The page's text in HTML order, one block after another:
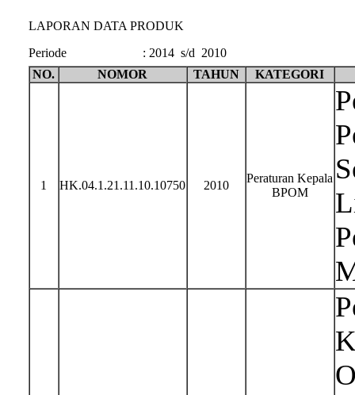
LAPORAN DATA PRODUK
Periode
: 2014 s/d 2010
NO.
NOMOR TAHUN KATEGORI
1 HK.04.1.21.11.10.10750 2010
Peraturan Kepala
BPOM